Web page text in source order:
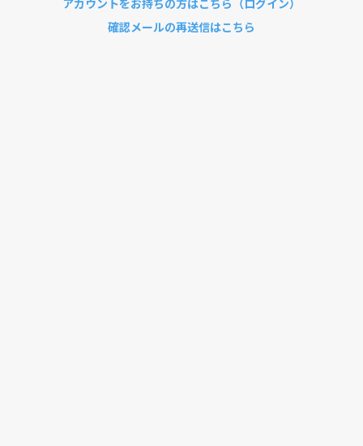
アカウントをお持ちの方はこちら（ログイン）
確認メールの再送信はこちら